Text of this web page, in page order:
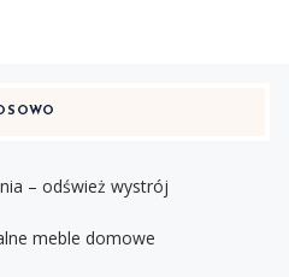
– odśwież wystrój
meble domowe